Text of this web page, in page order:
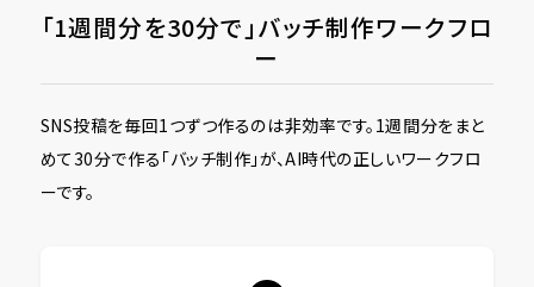
「1週間分を30分で」バッチ制作ワークフロ
ー
SNS投稿を毎回1つずつ作るのは非効率です。1週間分をまと
めて30分で作る「バッチ制作」が、AI時代の正しいワークフロ
ーです。